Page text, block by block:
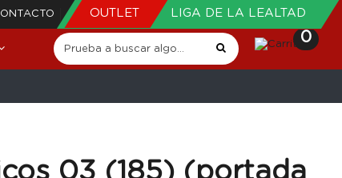
OUTLET LIGA DE LA LEALTAD
0
03 (185) (portada